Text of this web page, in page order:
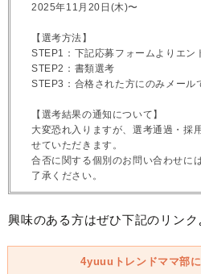
2025年11月20日(木)〜
【選考方法】
STEP1：下記応募フォームよりエン
STEP2：書類選考
STEP3：合格された方にのみメール
【選考結果の通知について】
大変恐れ入りますが、選考通過・採
せていただきます。
合否に関する個別のお問い合わせに
了承ください。
興味のある方はぜひ下記のリンク
4yuuuトレンドママ部に